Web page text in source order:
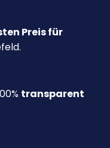
Preis für
transparent